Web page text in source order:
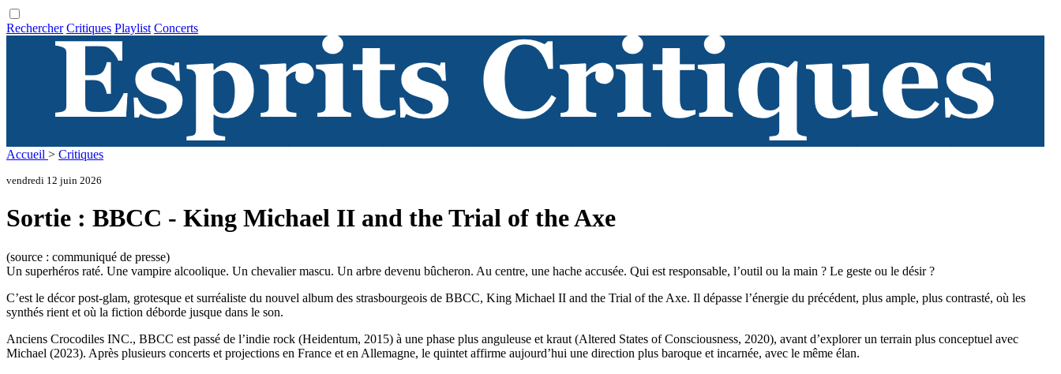
Rechercher Critiques Playlist Concerts
Accueil > Critiques
vendredi 12 juin 2026
Sortie : BBCC - King Michael II and the Trial of the Axe
(source : communiqué de presse)
Un superhéros raté. Une vampire alcoolique. Un chevalier mascu. Un arbre devenu bûcheron. Au centre, une hache accusée. Qui est responsable, l’outil ou la main ? Le geste ou le désir ?
C’est le décor post-glam, grotesque et surréaliste du nouvel album des strasbourgeois de BBCC, King Michael II and the Trial of the Axe. Il dépasse l’énergie du précédent, plus ample, plus contrasté, où les
synthés rient et où la fiction déborde jusque dans le son.
Anciens Crocodiles INC., BBCC est passé de l’indie rock (Heidentum, 2015) à une phase plus anguleuse et kraut (Altered States of Consciousness, 2020), avant d’explorer un terrain plus conceptuel avec
Michael (2023). Après plusieurs concerts et projections en France et en Allemagne, le quintet affirme aujourd’hui une direction plus baroque et incarnée, avec le même élan.